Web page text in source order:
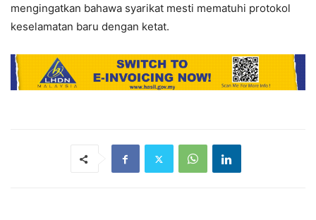
mengingatkan bahawa syarikat mesti mematuhi protokol
keselamatan baru dengan ketat.